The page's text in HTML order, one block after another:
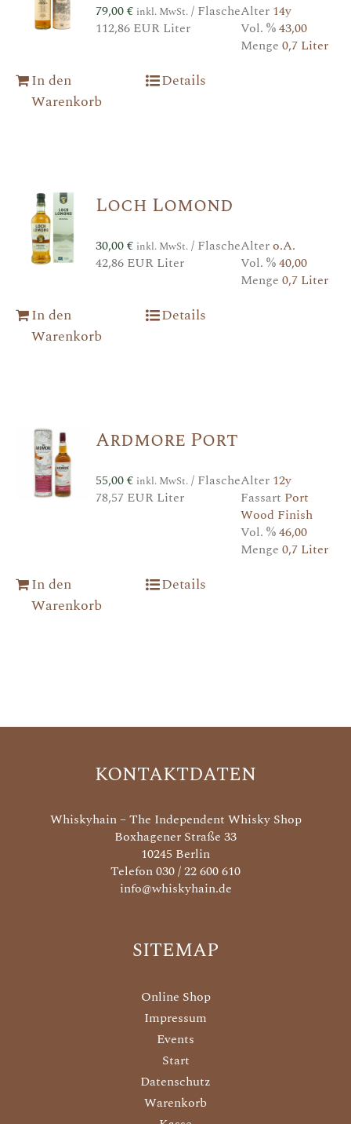
79,00€ inkl. MwSt./ Flasche
112,86 EUR Liter
Alter 14y
Vol. %43,00
Menge 0,7 Liter
In den
Warenkorb
Details
Loch Lomond
30,00€ inkl. MwSt./ Flasche
42,86 EUR Liter
Altero.A.
Vol. %40,00
Menge 0,7 Liter
In den
Warenkorb
Details
Ardmore Port
55,00€ inkl. MwSt./ Flasche
78,57 EUR Liter
Alter 12y
Fassart Port
Wood Finish
Vol. %46,00
Menge 0,7 Liter
In den
Warenkorb
Details
KONTAKTDATEN
Whiskyhain – The Independent Whisky Shop
Boxhagener Straße 33
10245 Berlin
Telefon 030 / 22 600 610
info@whiskyhain.de
SITEMAP
Online Shop
Impressum
Events
Start
Datenschutz
Warenkorb